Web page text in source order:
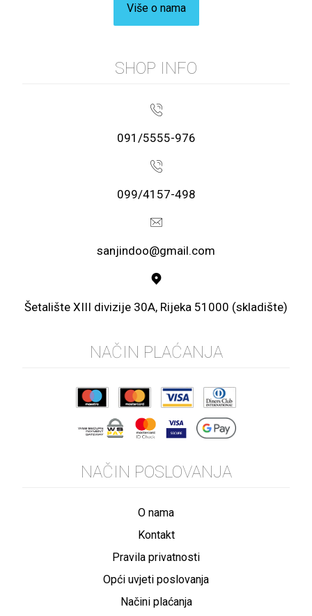
Više o nama
SHOP INFO
091/5555-976
099/4157-498
sanjindoo@gmail.com
Šetalište XIII divizije 30A, Rijeka 51000 (skladište)
NAČIN PLAĆANJA
NAČIN POSLOVANJA
O nama
Kontakt
Pravila privatnosti
Opći uvjeti poslovanja
Načini plaćanja